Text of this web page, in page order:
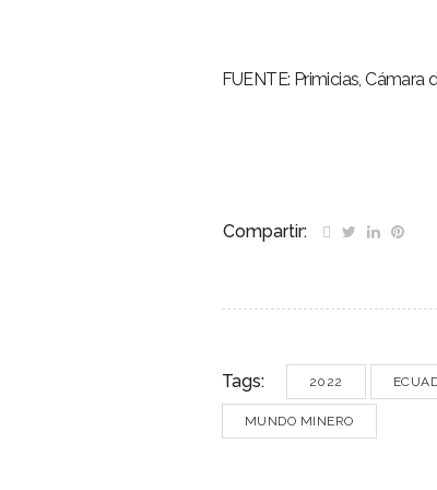
FUENTE: Primicias, Cámara
Compartir:
Tags: 2022
MUNDO MINERO